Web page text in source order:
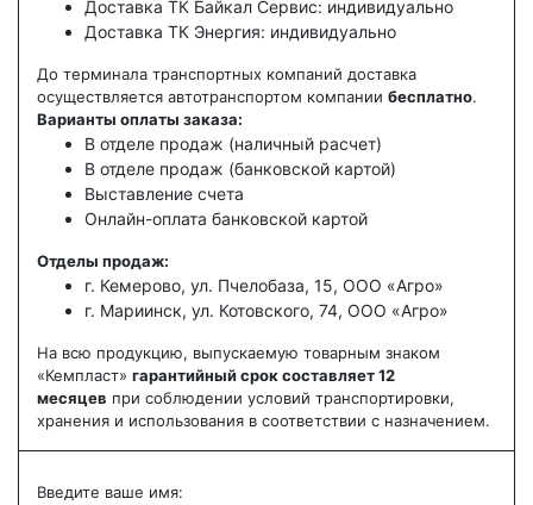
Доставка ТК Байкал Сервис: индивидуально
Доставка ТК Энергия: индивидуально
До терминала транспортных компаний доставка
осуществляется автотранспортом компании бесплатно.
Варианты оплаты заказа:
В отделе продаж (наличный расчет)
В отделе продаж (банковской картой)
Выставление счета
Онлайн-оплата банковской картой
Отделы продаж:
г. Кемерово, ул. Пчелобаза, 15, ООО «Агро»
г. Мариинск, ул. Котовского, 74, ООО «Агро»
На всю продукцию, выпускаемую товарным знаком
«Кемпласт» гарантийный срок составляет 12
месяцев при соблюдении условий транспортировки,
хранения и использования в соответствии с назначением.
Введите ваше имя: